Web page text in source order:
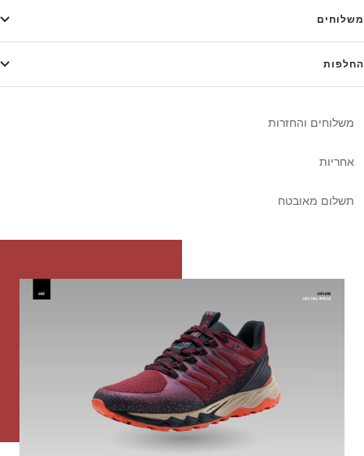
משלוחים
החלפות
משלוחים והחזרות
אחריות
תשלום מאובטח